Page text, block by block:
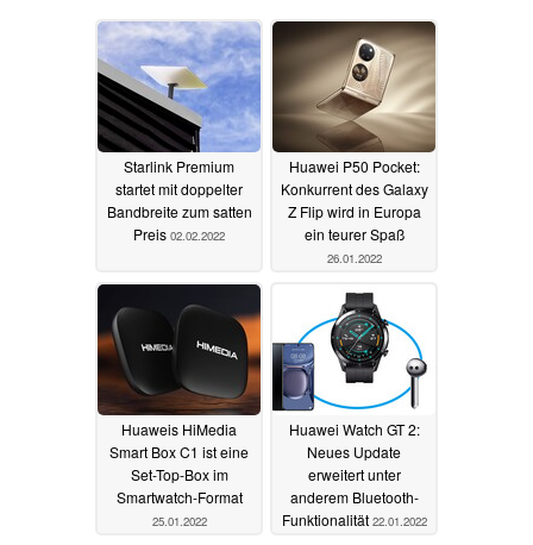
Starlink Premium
startet mit doppelter
Bandbreite zum satten
Preis 02.02.2022
Huawei P50 Pocket:
Konkurrent des Galaxy
Z Flip wird in Europa
ein teurer Spaß
26.01.2022
Huaweis HiMedia
Smart Box C1 ist eine
Set-Top-Box im
Smartwatch-Format
25.01.2022
Huawei Watch GT 2:
Neues Update
erweitert unter
anderem Bluetooth-
Funktionalität 22.01.2022